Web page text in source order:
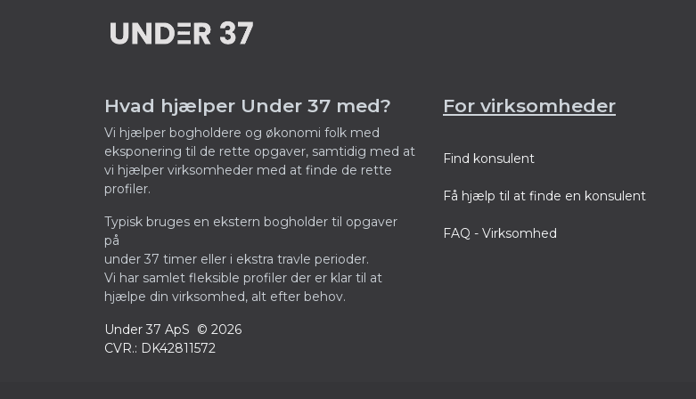
Hvad hjælper Under 37 med?
Vi hjælper bogholdere og økonomi folk med
eksponering til de rette opgaver, samtidig med at
vi hjælper virksomheder med at finde de rette
profiler.
Typisk bruges en ekstern bogholder til opgaver
på
under 37 timer eller i ekstra travle perioder.
Vi har samlet fleksible profiler der er klar til at
hjælpe din virksomhed, alt efter behov.
Under 37 ApS © 2026
CVR.: DK42811572
For virksomheder
Find konsulent
Få hjælp til at finde en konsulent
FAQ - Virksomhed